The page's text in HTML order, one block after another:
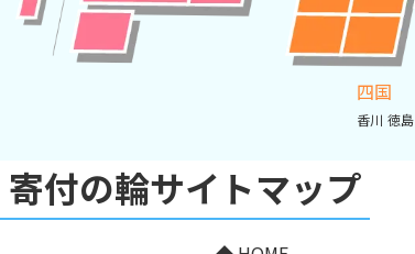
四国
香川 徳島
寄付の輪サイトマップ